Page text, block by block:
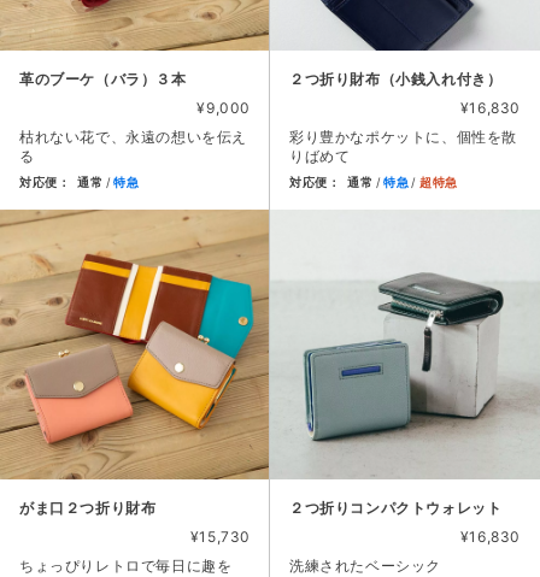
革のブーケ（バラ）３本
¥9,000
枯れない花で、永遠の想いを伝え
る
対応便： 通常 特急
商品カード。商品: 革のブーケ（バラ）３本, 価格: 9,000円,
２つ折り財布（小銭入れ付き）
¥16,830
彩り豊かなポケットに、個性を散
りばめて
対応便： 通常 特急 超特急
がま口２つ折り財布
¥15,730
ちょっぴりレトロで毎日に趣を
２つ折りコンパクトウォレット
¥16,830
洗練されたベーシック